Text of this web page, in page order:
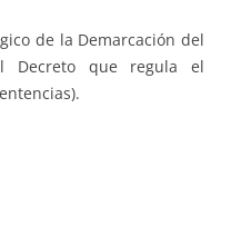
de la Demarcación del
Decreto que regula el